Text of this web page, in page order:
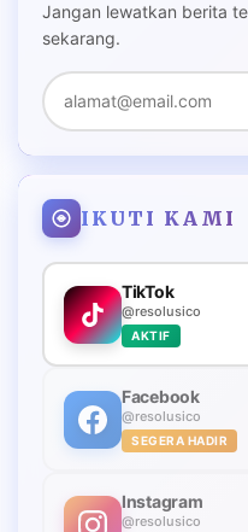
Jangan lewatkan berita
sekarang.
IKUTI KAMI
TikTok
@resolusico
AKTIF
Facebook
@resolusico
SEGERA HADIR
Instagram
@resolusico